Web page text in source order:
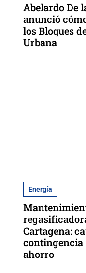
Abelardo De
anunció
los Bloques
Urbana
Energía
Cartagena:
contingencia
ahorro